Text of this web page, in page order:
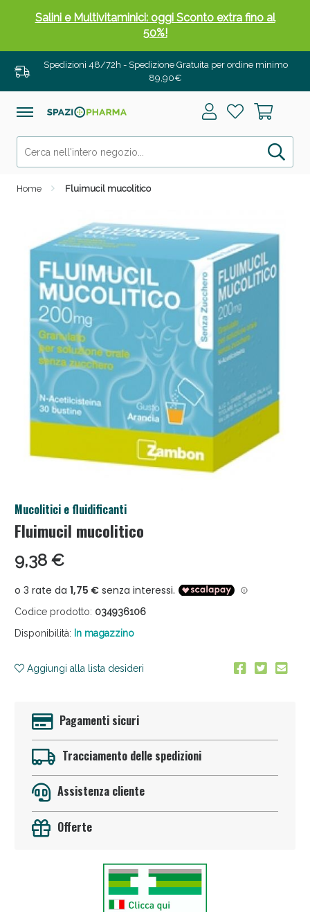
Spedizioni 48/72h - Spedizione Gratuita per ordine minimo
89,90€
Home Fluimucil mucolitico
Mucolitici e fluidificanti
Fluimucil mucolitico
9,38 €
Codice prodotto: 034936106
Disponibilità: In magazzino
Aggiungi alla lista desideri
Pagamenti sicuri
Tracciamento delle spedizioni
Assistenza cliente
Offerte
Salini e Multivitaminici: oggi Sconto extra fino al
50%!
Anticellulite e Fanghi: Sconto fino al 40% valido
Anticellulite e Fanghi: Sconto fino al 40% valido
Sconto fino al 55% disponibile oggi!